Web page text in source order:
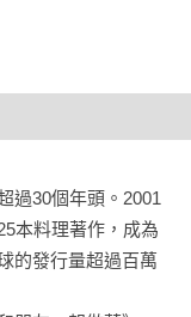
過30個年頭。2001
本料理著作，成為
的發行量超過百萬